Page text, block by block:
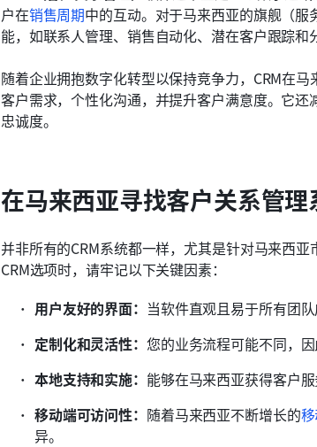
户在销售周期中的互动。对于马来西亚的旗舰（
能，如联系人管理、销售自动化、潜在客户跟踪和
随着企业拥抱数字化转型以保持竞争力，CRM在
客户需求，个性化沟通，并提升客户满意度。它
忠诚度。
在马来西亚寻找客户关系管
并非所有的CRM系统都一样，尤其是针对马来西
CRM选项时，请牢记以下关键因素：
用户友好的界面： 当软件直观且易于所有团
定制化和灵活性： 您的业务流程可能不同，
本地支持和实施： 能够在马来西亚获得客户
移动端可访问性： 随着马来西亚不断增长的
异。